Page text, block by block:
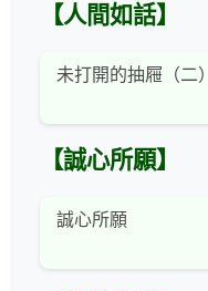
【人間如話】
未打開的抽屜（二）
【誠心所願】
誠心所願